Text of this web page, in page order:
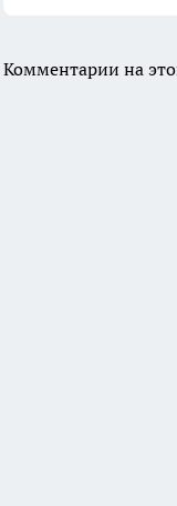
Комментарии на